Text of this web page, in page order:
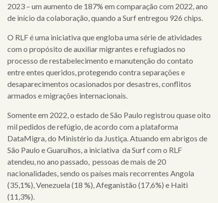
2023 – um aumento de 187% em comparação com 2022, ano
de início da colaboração, quando a Surf entregou 926 chips.
O RLF é uma iniciativa que engloba uma série de atividades
com o propósito de auxiliar migrantes e refugiados no
processo de restabelecimento e manutenção do contato
entre entes queridos, protegendo contra separações e
desaparecimentos ocasionados por desastres, conflitos
armados e migrações internacionais.
Somente em 2022, o estado de São Paulo registrou quase oito
mil pedidos de refúgio, de acordo com a plataforma
DataMigra, do Ministério da Justiça. Atuando em abrigos de
São Paulo e Guarulhos, a iniciativa da Surf com o RLF
atendeu, no ano passado, pessoas de mais de 20
nacionalidades, sendo os países mais recorrentes Angola
(35,1%), Venezuela (18 %), Afeganistão (17,6%) e Haiti
(11,3%).